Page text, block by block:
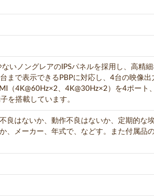
いノングレアのIPSパネルを採用し、高精
まで表示できるPBPに対応し、4台の映像出
（4K@60Hz×2、4K@30Hz×2）を4ポート、
を搭載しています。
良はないか、動作不良はないか、定期的な
、メーカー、年式で、などす。また付属品